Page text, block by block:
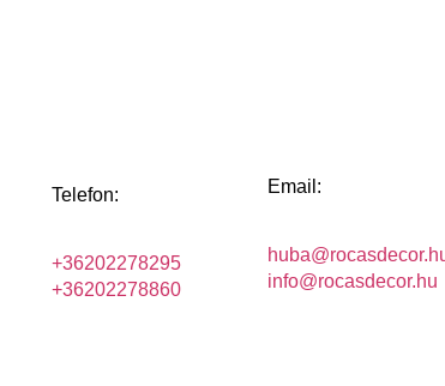
Telefon:
+36202278295
+36202278860
Email:
info@rocasdecor.hu